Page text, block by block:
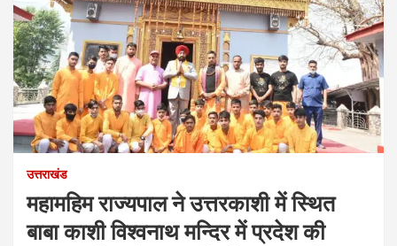
उत्तराखंड
महामहिम राज्यपाल ने उत्तरकाशी में स्थित
बाबा काशी विश्वनाथ मन्दिर में प्रदेश की